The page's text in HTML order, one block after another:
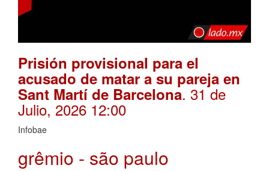
Prisión provisional para el
acusado de matar a su pareja en
Sant Martí de Barcelona. 31 de
Julio, 2026 12:00
Infobae
grêmio - são paulo